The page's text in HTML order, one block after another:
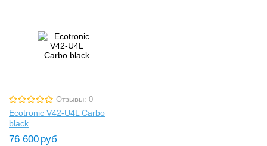
Отзывы: 0
Ecotronic V42-U4L Carbo
black
76 600 руб